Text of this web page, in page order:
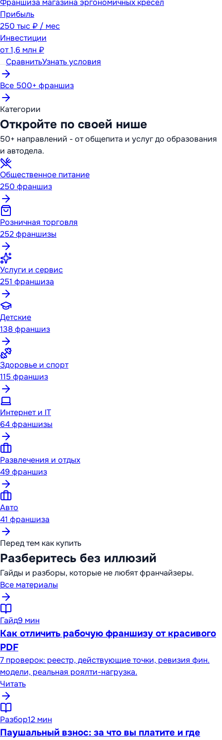
Франшиза магазина эргономичных кресел
Прибыль
250 тыс ₽ / мес
Инвестиции
от1,6 млн ₽
СравнитьУзнать условия
Все 500+ франшиз
Категории
Откройте по своей нише
50+ направлений - от общепита и услуг до образования
и автодела.
Общественное питание
250 франшиз
Розничная торговля
252франшизы
Услуги и сервис
251 франшиза
Детские
138 франшиз
Здоровье и спорт
115 франшиз
Интернет и IT
64франшизы
Развлечения и отдых
49 франшиз
Авто
41 франшиза
Перед тем как купить
Разберитесь без иллюзий
Гайды и разборы, которые не любят франчайзеры.
Все материалы
Гайд9 мин
Как отличить рабочую франшизу от красивого
PDF
7 проверок: реестр, действующие точки, ревизия фин.
модели, реальная роялти-нагрузка.
Читать
Разбор12 мин
Паушальный взнос: за что вы платите и где